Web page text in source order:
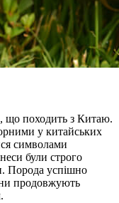
що походить з Китаю.
у китайських
символами
були строго
Порода успішно
продовжують